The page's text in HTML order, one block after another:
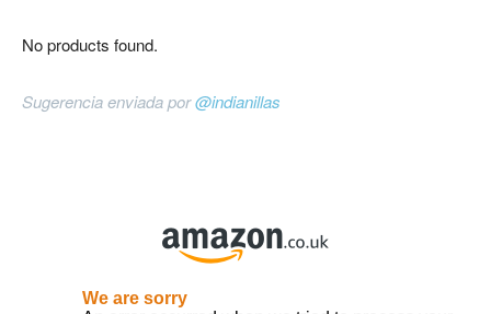
No products found.
Sugerencia enviada por@indianillas